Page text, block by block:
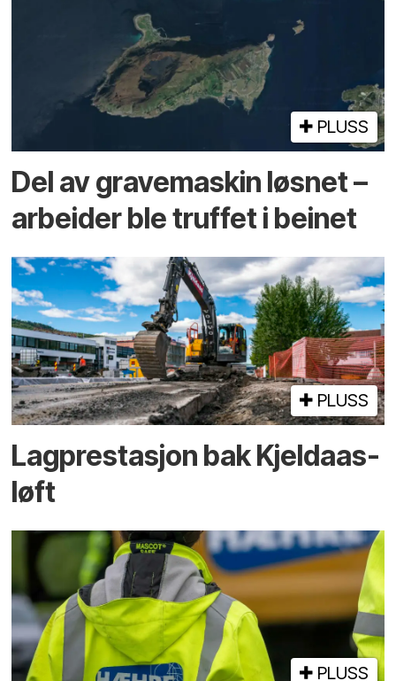
PLUSS
Del av grave­maskin løsnet –
arbeider ble truffet i beinet
PLUSS
Lagprestasjon bak Kjeldaas-
løft
PLUSS